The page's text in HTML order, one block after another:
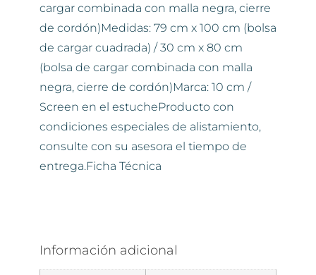
cargar combinada con malla negra, cierre
de cordón)Medidas: 79 cm x 100 cm (bolsa
de cargar cuadrada) / 30 cm x 80 cm
(bolsa de cargar combinada con malla
negra, cierre de cordón)Marca: 10 cm /
Screen en el estucheProducto con
condiciones especiales de alistamiento,
consulte con su asesora el tiempo de
entrega.Ficha Técnica
Información adicional